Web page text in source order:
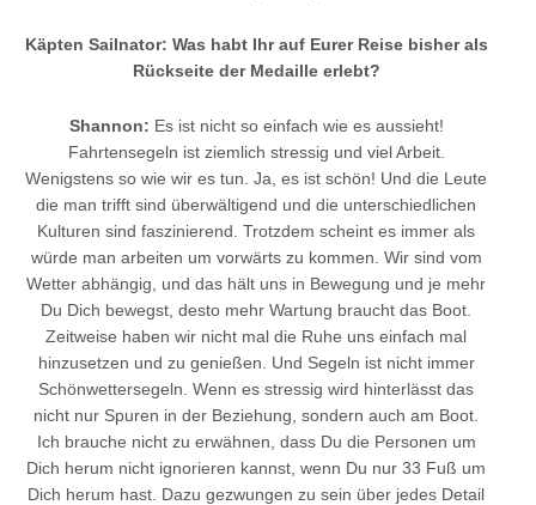
Käpten Sailnator: Was habt Ihr auf Eurer Reise bisher als
Rückseite der Medaille erlebt?
Shannon: Es ist nicht so einfach wie es aussieht!
Fahrtensegeln ist ziemlich stressig und viel Arbeit.
Wenigstens so wie wir es tun. Ja, es ist schön! Und die Leute
die man trifft sind überwältigend und die unterschiedlichen
Kulturen sind faszinierend. Trotzdem scheint es immer als
würde man arbeiten um vorwärts zu kommen. Wir sind vom
Wetter abhängig, und das hält uns in Bewegung und je mehr
Du Dich bewegst, desto mehr Wartung braucht das Boot.
Zeitweise haben wir nicht mal die Ruhe uns einfach mal
hinzusetzen und zu genießen. Und Segeln ist nicht immer
Schönwettersegeln. Wenn es stressig wird hinterlässt das
nicht nur Spuren in der Beziehung, sondern auch am Boot.
Ich brauche nicht zu erwähnen, dass Du die Personen um
Dich herum nicht ignorieren kannst, wenn Du nur 33 Fuß um
Dich herum hast. Dazu gezwungen zu sein über jedes Detail